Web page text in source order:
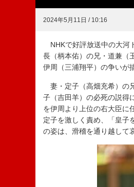
2024年5月11日 / 10:16
NHKで好評放送中の大河
長（柄本佑）の兄・道兼（
伊周（三浦翔平）の争いが
妻・定子（高畑充希）の
子（吉田羊）の必死の説得
を伊周より上位の右大臣に
定子を激しく責め、「皇子
の姿は、滑稽を通り越して